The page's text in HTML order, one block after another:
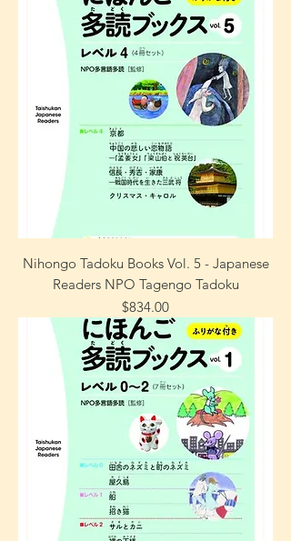
Nihongo Tadoku Books Vol. 5 - Japanese
Readers NPO Tagengo Tadoku
Precio
$834.00